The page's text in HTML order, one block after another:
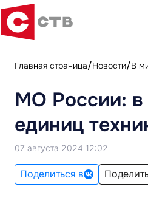
Главная страница Новости В
МО России: в
единиц
07 августа 2024 12:02
Поделиться в